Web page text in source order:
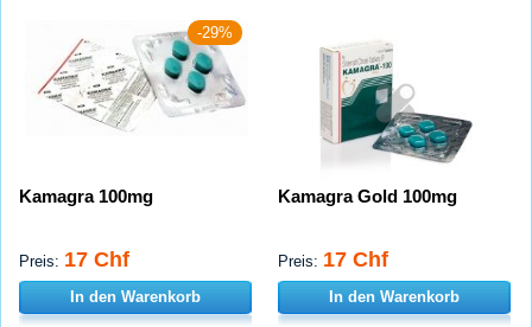
-29%
Kamagra 100mg
Preis: 17 Chf
In den Warenkorb
Kamagra Gold 100mg
Preis: 17 Chf
In den Warenkorb